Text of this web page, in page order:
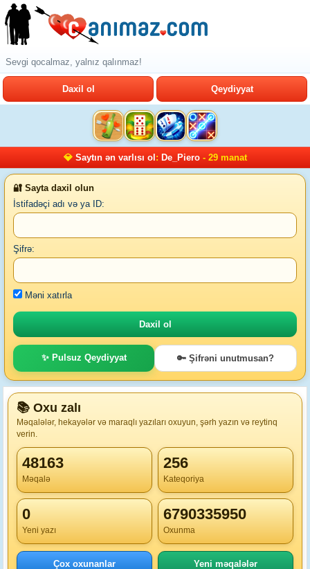
Sevgi qocalmaz, yalnız qalınmaz!
Daxil ol Qeydiyyat
💎 Saytın ən varlısı ol : De_Piero- 29 manat
🔐 Sayta daxil olun
İstifadəçi adı və ya ID:
Şifrə:
Məni xatırla
✨ Pulsuz Qeydiyyat 🔑 Şifrəni unutmusan?
📚 Oxu zalı
Məqalələr, hekayələr və maraqlı yazıları oxuyun, şərh yazın və reytinq
verin.
48163
Məqalə
256
Kateqoriya
0
Yeni yazı
6790335950
Oxunma
Çox oxunanlar Yeni məqalələr